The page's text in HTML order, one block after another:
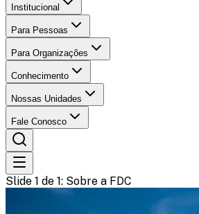
Institucional
Para Pessoas
Para Organizações
Conhecimento
Nossas Unidades
Fale Conosco
Slide 1 de 1: Sobre a FDC